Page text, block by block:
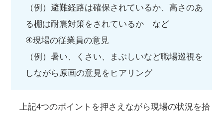
（例）避難経路は確保されているか、高さのあ
る棚は耐震対策をされているか など
④現場の従業員の意見
（例）暑い、くさい、まぶしいなど職場巡視を
しながら原画の意見をヒアリング
上記4つのポイントを押さえながら現場の状況を拾